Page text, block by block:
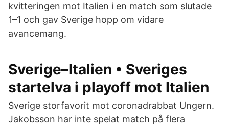
kvitteringen mot Italien i en match som slutade
1–1 och gav Sverige hopp om vidare
avancemang.
Sverige–Italien • Sveriges
startelva i playoff mot Italien
Sverige storfavorit mot coronadrabbat Ungern.
Jakobsson har inte spelat match på flera